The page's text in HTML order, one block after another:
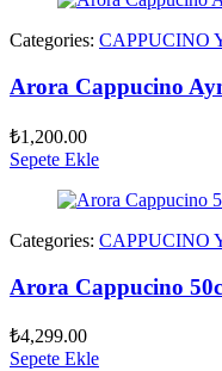
Categories: CAPPUCINO
Arora Cappucino
₺1,200.00
Sepete Ekle
Categories: CAPPUCINO
Arora Cappucino
₺4,299.00
Sepete Ekle